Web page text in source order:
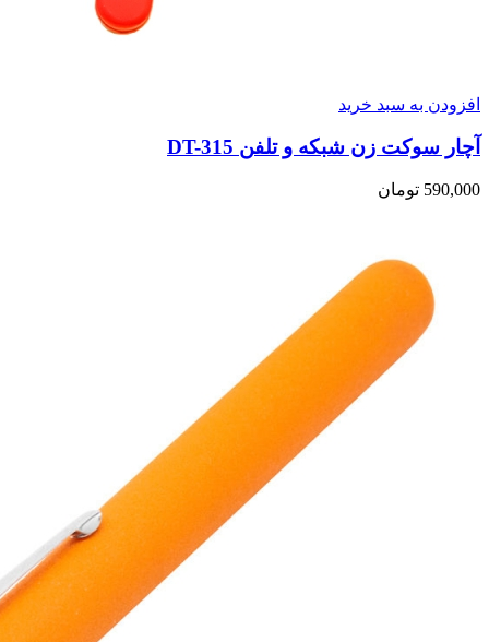
افزودن به سبد خرید
آچار سوکت زن شبکه و تلفن DT-315
590,000 تومان